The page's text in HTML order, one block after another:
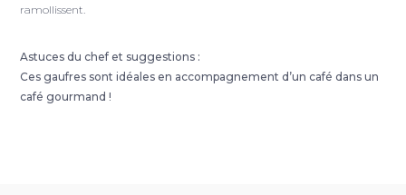
ramollissent.
Astuces du chef et suggestions :
Ces gaufres sont idéales en accompagnement d’un café dans un
café gourmand !